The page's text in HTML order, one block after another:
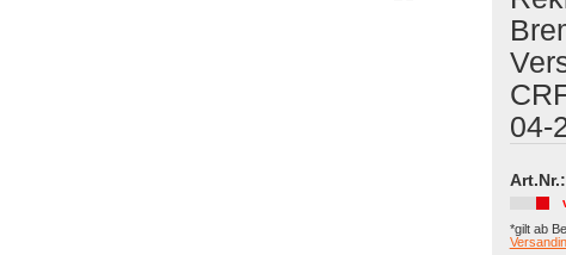
Passwort vergessen?
04-
Art.Nr.:
*gilt ab